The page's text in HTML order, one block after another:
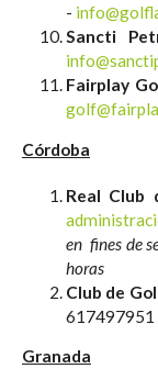
-
Sancti
Fairplay
Córdoba
Real Club
en fines de
horas
Club de
617497951
Granada